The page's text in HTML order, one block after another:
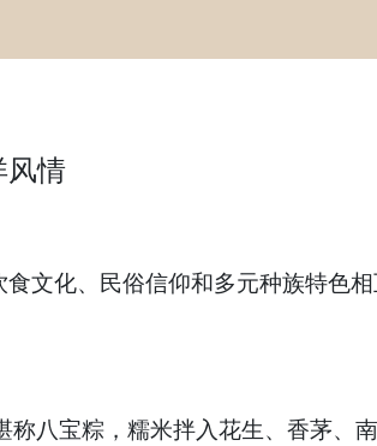
风情
文化、民俗信仰和多元种族特色
称八宝粽，糯米拌入花生、香茅